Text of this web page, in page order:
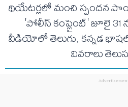
థియేటర్లలో మంచి స్పందన
'పోలీస్ కంప్లైంట్' జూలై
వీడియోలో తెలుగు, కన్నడ భాషల్లో
వివరాలు